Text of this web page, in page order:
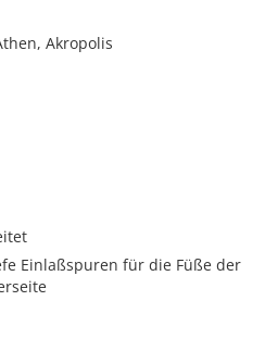
Akropolis
Einlaßspuren für die Füße der